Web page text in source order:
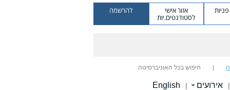
אזור אישי
לסטודנטים.יות
להרשמה
חיפוש בכל האוניברסיטה
| אירועים |
English